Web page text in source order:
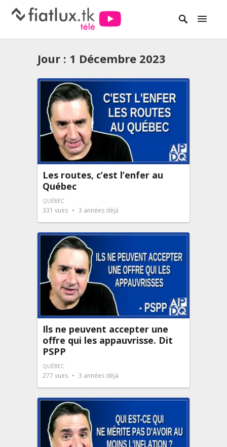
Jour : 1 Décembre 2023
Les routes, c’est l’enfer au
Québec
QUÉBEC
331 vues 3 années déjà
Ils ne peuvent accepter une
offre qui les appauvrisse. Dit
PSPP
QUÉBEC
277 vues 3 années déjà